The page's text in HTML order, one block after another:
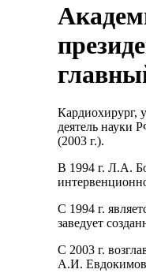
Кардиохирург,
деятель науки
(2003 г.).
В 1994 г. Л.А.
С 1994 г.
заведует
С 2003 г.
А.И.